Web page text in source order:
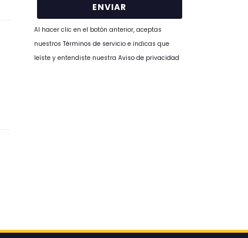
Al hacer clic en el botón anterior, aceptas
nuestros Términos de servicioe indicas que
leíste y entendiste nuestra Aviso de privacidad